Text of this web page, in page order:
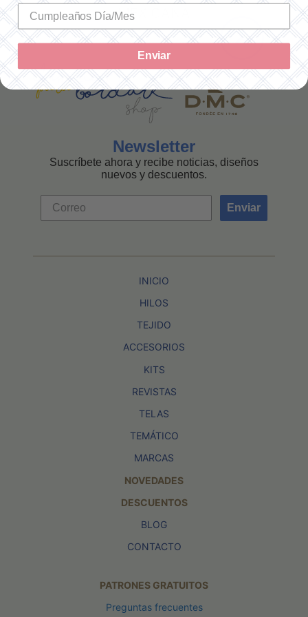
MEXICANA
Newsletter
Suscríbete ahora y recibe noticias, diseños
nuevos y descuentos.
Enviar
INICIO
HILOS
TEJIDO
ACCESORIOS
KITS
REVISTAS
TELAS
TEMÁTICO
MARCAS
NOVEDADES
DESCUENTOS
BLOG
CONTACTO
PATRONES GRATUITOS
Preguntas frecuentes
Enviar